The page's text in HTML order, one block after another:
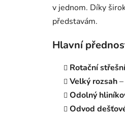
v jednom. Díky
představám.
Hlavní
Rotační
Velký rozsah
Odolný
Odvod